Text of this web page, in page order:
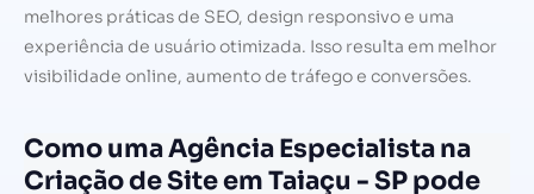
melhores práticas de SEO, design responsivo e uma
experiência de usuário otimizada. Isso resulta em melhor
visibilidade online, aumento de tráfego e conversões.
Como uma Agência Especialista na
Criação de Site em Taiaçu - SP pode